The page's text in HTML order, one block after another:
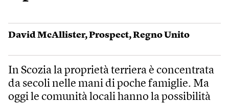
David McAllister,Prospect,Regno Unito
In Scozia la proprietà terriera è concentrata
da secoli nelle mani di poche famiglie. Ma
oggi le comunità locali hanno la possibilità